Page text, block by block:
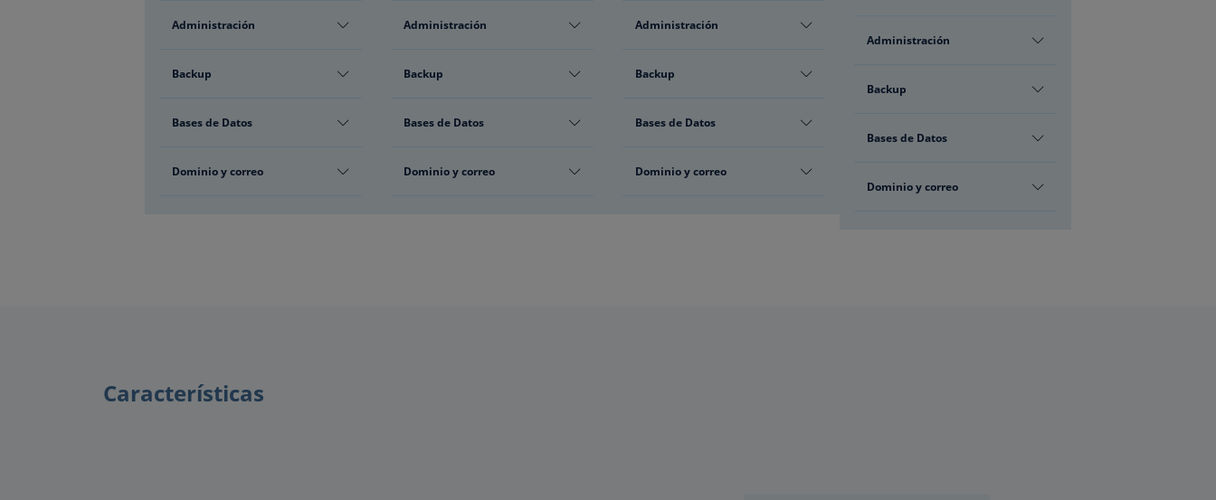
Administración
Backup
Bases de Datos
Dominio y correo
Administración
Backup
Bases de Datos
Dominio y correo
Administración
Backup
Bases de Datos
Dominio y correo
Administración
Backup
Bases de Datos
Dominio y correo
Características